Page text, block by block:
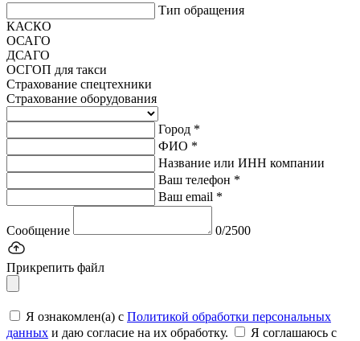
Тип обращения
КАСКО
ОСАГО
ДСАГО
ОСГОП для такси
Страхование спецтехники
Страхование оборудования
Город *
ФИО *
Название или ИНН компании
Ваш телефон *
Ваш email *
Сообщение 0/2500
Прикрепить файл
Я ознакомлен(а) с Политикой обработки персональных
данных и даю согласие на их обработку.
Я соглашаюсь c